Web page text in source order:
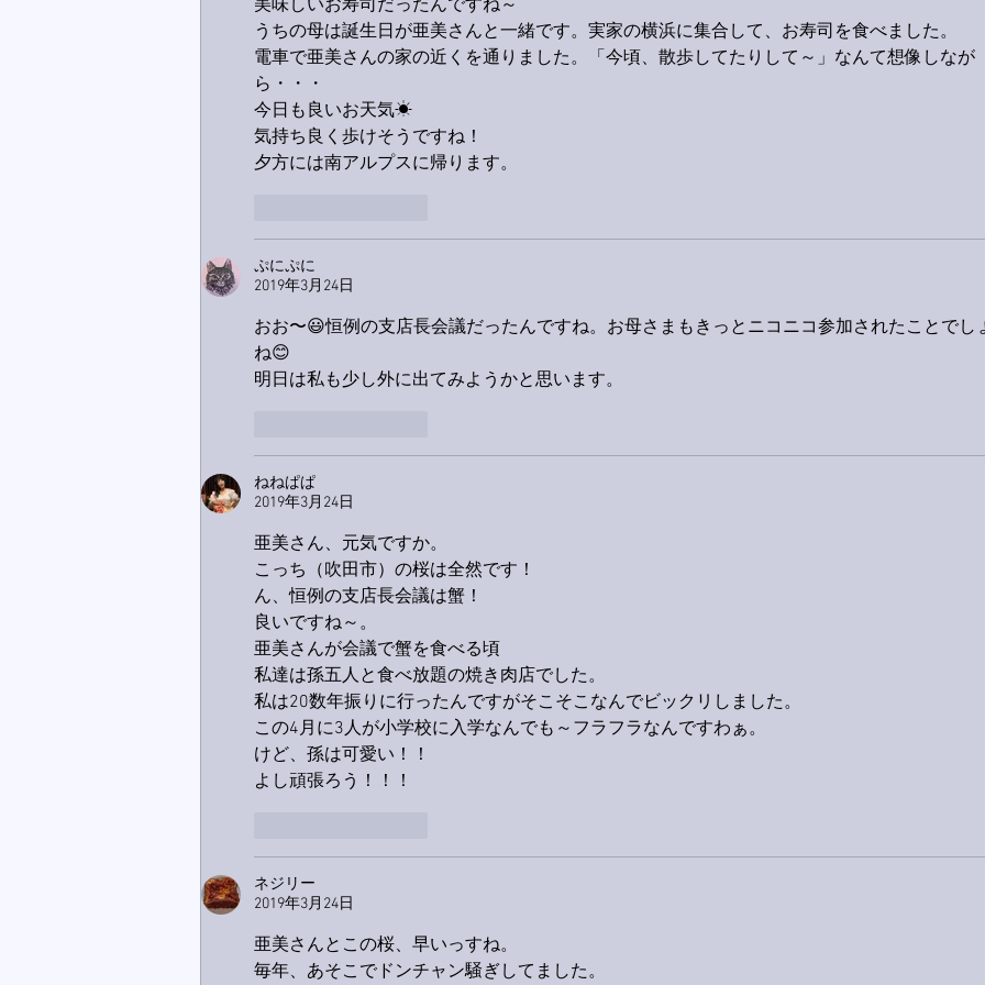
美味しいお寿司だったんですね～
うちの母は誕生日が亜美さんと一緒です。実家の横浜に集合して、お寿司を食べました。
電車で亜美さんの家の近くを通りました。「今頃、散歩してたりして～」なんて想像しなが
ら・・・
今日も良いお天気☀
気持ち良く歩けそうですね！
夕方には南アルプスに帰ります。
ぷにぷに
2019年3月24日
おお〜😃恒例の支店長会議だったんですね。お母さまもきっとニコニコ参加されたことでし
ね😊
明日は私も少し外に出てみようかと思います。
ねねぱぱ
2019年3月24日
亜美さん、元気ですか。
こっち（吹田市）の桜は全然です！
ん、恒例の支店長会議は蟹！
良いですね～。
亜美さんが会議で蟹を食べる頃
私達は孫五人と食べ放題の焼き肉店でした。
私は20数年振りに行ったんですがそこそこなんでビックリしました。
この4月に3人が小学校に入学なんでも～フラフラなんですわぁ。
けど、孫は可愛い！！
よし頑張ろう！！！
ネジリー
2019年3月24日
亜美さんとこの桜、早いっすね。
毎年、あそこでドンチャン騒ぎしてました。